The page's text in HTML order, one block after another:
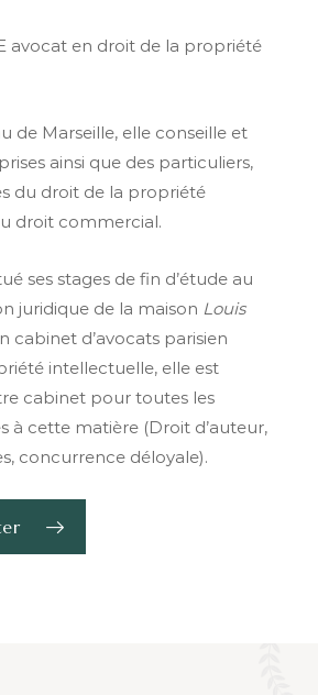
avocat en droit de la propriété
de Marseille, elle conseille et
ainsi que des particuliers,
du droit de la propriété
droit commercial.
ses stages de fin d’étude au
juridique de la maison Louis
cabinet d’avocats parisien
intellectuelle, elle est
cabinet pour toutes les
à cette matière (Droit d’auteur,
concurrence déloyale).